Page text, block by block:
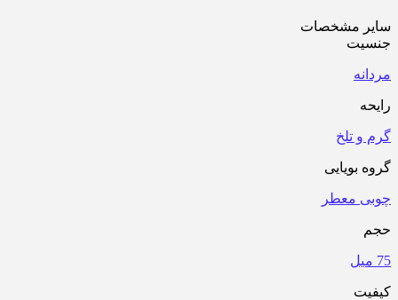
سایر مشخصات
جنسیت
مردانه
رایحه
گرم و تلخ
گروه بویایی
چوبی معطر
حجم
75 میل
کیفیت